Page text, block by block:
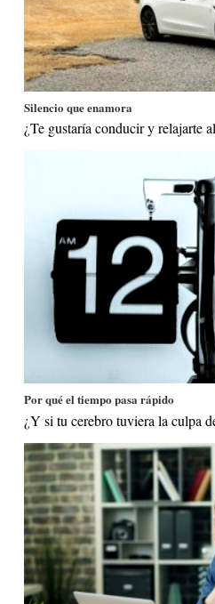
Silencio que enamora
¿Te gustaría conducir y relajarte
Por qué el tiempo pasa rápido
¿Y si tu cerebro tuviera la culpa